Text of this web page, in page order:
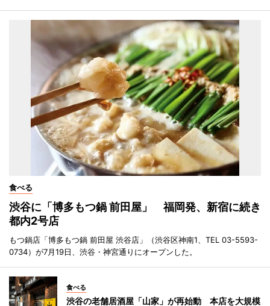
食べる
渋谷に「博多もつ鍋 前田屋」 福岡発、新宿に続き
都内2号店
もつ鍋店「博多もつ鍋 前田屋 渋谷店」（渋谷区神南1、TEL 03-5593-
0734）が7月19日、渋谷・神宮通りにオープンした。
食べる
渋谷の老舗居酒屋「山家」が再始動 本店を大規模